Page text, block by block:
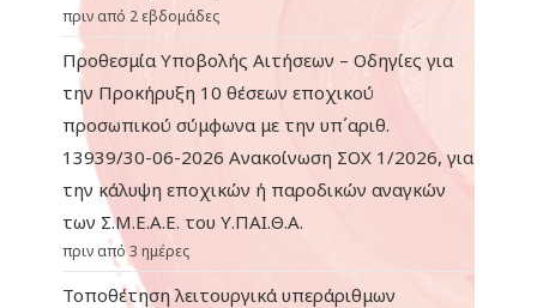
πριν από 2 εβδομάδες
Προθεσμία Υποβολής Αιτήσεων – Οδηγίες για
την Προκήρυξη 10 θέσεων εποχικού
προσωπικού σύμφωνα με την υπ΄αριθ.
13939/30-06-2026 Ανακοίνωση ΣΟΧ 1/2026, για
την κάλυψη εποχικών ή παροδικών αναγκών
των Σ.Μ.Ε.Α.Ε. του Υ.ΠΑΙ.Θ.Α.
πριν από 3 ημέρες
Τοποθέτηση λειτουργικά υπεράριθμων